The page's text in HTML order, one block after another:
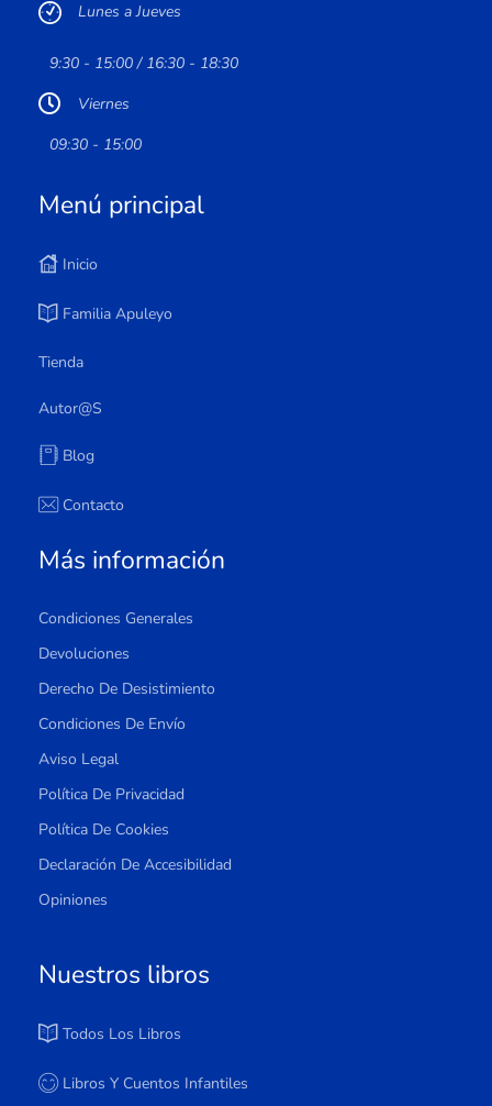
Lunes a Jueves
9:30 - 15:00 / 16:30 - 18:30
Viernes
09:30 - 15:00
Menú principal
Inicio
Familia Apuleyo
Tienda
Autor@s
Blog
Contacto
Más información
Condiciones Generales
Devoluciones
Derecho De Desistimiento
Condiciones De Envío
Aviso Legal
Política De Privacidad
Política De Cookies
Declaración De Accesibilidad
Opiniones
Nuestros libros
Todos Los Libros
Libros Y Cuentos Infantiles